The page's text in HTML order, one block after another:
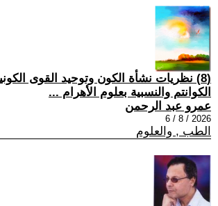
(8) نظريات نشأة الكون وتوحيد القوى
الكوانتم والنسبية بعلوم الأهرام ...
عمرو عبد الرحمن
2026 / 8 / 6
الطب , والعلوم